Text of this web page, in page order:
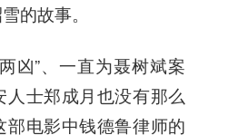
的故事。
凶”、一直为聂树斌案
人士郑成月也没有那么
部电影中钱德鲁律师的